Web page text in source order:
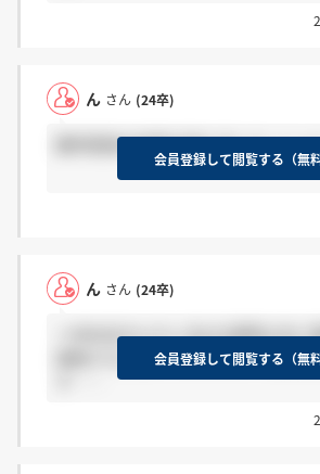
ん さん (24卒)
最終面接の結果が来た方いらっしゃ
会員登録して閲覧する（無料
ん さん (24卒)
＞8kWQhZvJさん 私は2週間以内に
連絡すると言われましたが、実情は
会員登録して閲覧する（無料